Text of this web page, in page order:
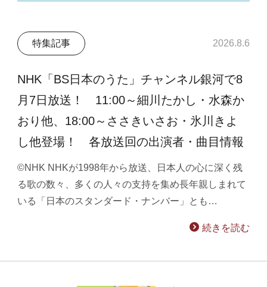
特集記事 2026.8.6
NHK「BS日本のうた」チャンネル銀河で8
月7日放送！ 11:00～細川たかし・水森か
おり他、18:00～ささきいさお・氷川きよ
し他登場！ 各放送回の出演者・曲目情報
©NHK NHKが1998年から放送、日本人の心に深く残
る歌の数々、多くの人々の支持を集め長年親しまれて
いる「日本のスタンダード・ナンバー」とも…
続きを読む